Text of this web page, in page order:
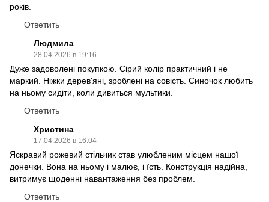
років.
Ответить
Людмила
28.04.2026 в 19:16
Дуже задоволені покупкою. Сірий колір практичний і не
маркий. Ніжки дерев'яні, зроблені на совість. Синочок любить
на ньому сидіти, коли дивиться мультики.
Ответить
Христина
17.04.2026 в 16:04
Яскравий рожевий стільчик став улюбленим місцем нашої
донечки. Вона на ньому і малює, і їсть. Конструкція надійна,
витримує щоденні навантаження без проблем.
Ответить